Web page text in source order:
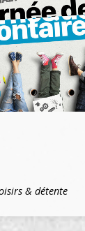
& détente